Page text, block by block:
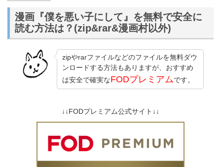
漫画『僕を悪い子にして』を無料で安全に
読む方法は？(zip&rar&漫画村以外)
zipやrarファイルなどのファイルを無料ダウ
ンロードする方法もありますが、おすすめ
は安全で確実なFODプレミアムです。
↓↓FODプレミアム公式サイト↓↓